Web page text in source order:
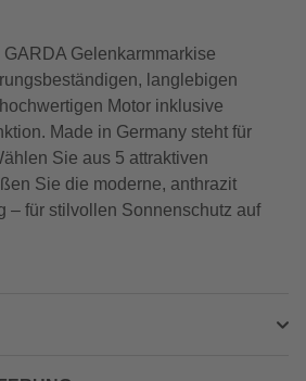
GARDA Gelenkarmmarkise
langlebigen
Motor inklusive
Made in Germany steht für
Sie aus 5 attraktiven
Sie die moderne, anthrazit
– für stilvollen Sonnenschutz auf